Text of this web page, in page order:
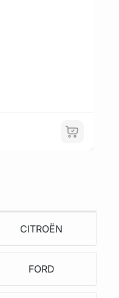
CITROËN
FORD